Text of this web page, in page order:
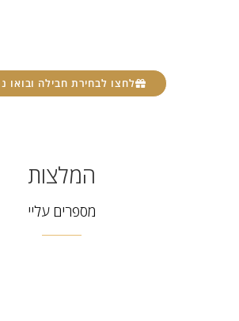
לחצו לבחירת חבילה ובואו
המלצות
מספרים עליי